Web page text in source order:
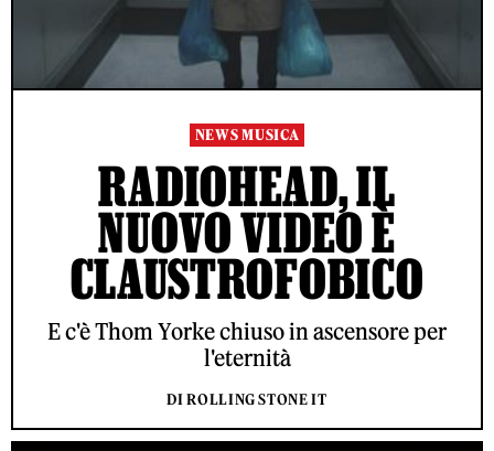
NEWS MUSICA
RADIOHEAD, IL
NUOVO VIDEO È
CLAUSTROFOBICO
E c'è Thom Yorke chiuso in ascensore per
l'eternità
DI ROLLING STONE IT